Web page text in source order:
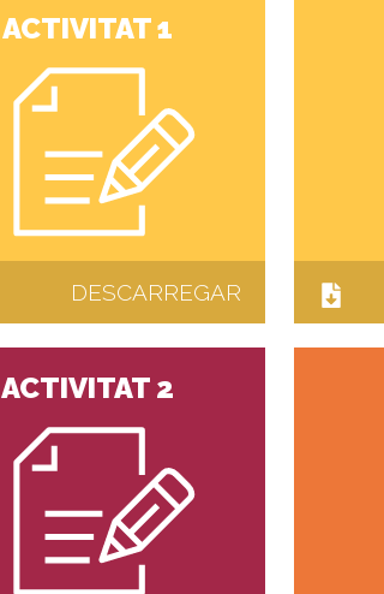
ACTIVITAT 1
DESCARREGAR
ACTIVITAT 2